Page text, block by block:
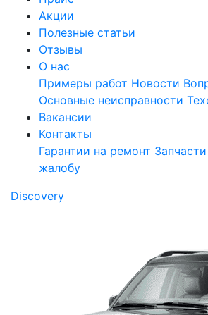
Акции
Полезные статьи
Отзывы
О нас
Примеры работ Новости
Основные неисправности
Вакансии
Контакты
Гарантии на ремонт Запчасти
жалобу
Discovery